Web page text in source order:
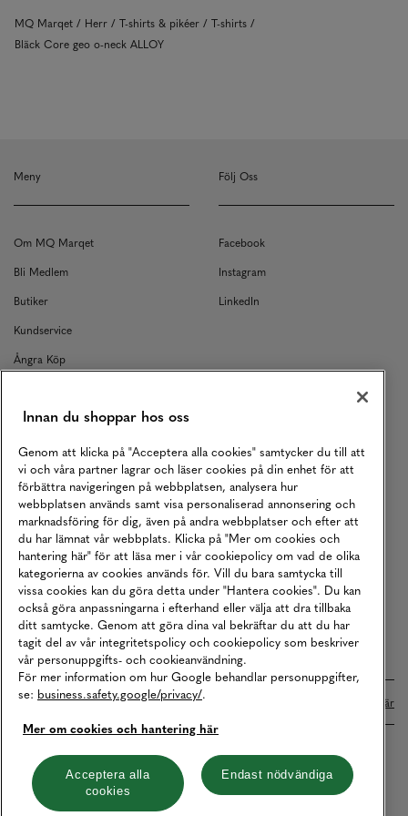
MQ Marqet Herr T-shirts & pikéer
T-shirts
Bläck Core geo o-neck ALLOY
Meny
Om MQ Marqet
Bli Medlem
Butiker
Kundservice
Ångra Köp
Returer
Köpvillkor
Karriär
Vårt Ansvar
Våra Tjänster
Press
Studentrabatt
B2B
Tillgänglighetsredogörelse
Följ Oss
Facebook
Instagram
LinkedIn
Betalningar online sköts i samarbete med Klarna. Läs mer här
Cookies Integritetspolicy
Hantera cookies
Innan du shoppar hos oss
Genom att klicka på "Acceptera alla cookies" samtycker du till att
vi och våra partner lagrar och läser cookies på din enhet för att
förbättra navigeringen på webbplatsen, analysera hur
webbplatsen används samt visa personaliserad annonsering och
marknadsföring för dig, även på andra webbplatser och efter att
du har lämnat vår webbplats. Klicka på "Mer om cookies och
hantering här" för att läsa mer i vår cookiepolicy om vad de olika
kategorierna av cookies används för. Vill du bara samtycka till
vissa cookies kan du göra detta under "Hantera cookies". Du kan
också göra anpassningarna i efterhand eller välja att dra tillbaka
ditt samtycke. Genom att göra dina val bekräftar du att du har
tagit del av vår integritetspolicy och cookiepolicy som beskriver
vår personuppgifts- och cookieanvändning.
För mer information om hur Google behandlar personuppgifter,
se: business.safety.google/privacy/.
Mer om cookies och hantering här
Acceptera alla
cookies
Endast nödvändiga